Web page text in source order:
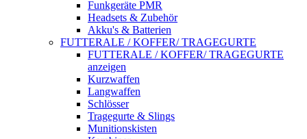
Funkgeräte PMR
Headsets & Zubehör
Akku's & Batterien
FUTTERALE / KOFFER/ TRAGEGURTE
FUTTERALE / KOFFER/ TRAGEGURTE
anzeigen
Kurzwaffen
Langwaffen
Schlösser
Tragegurte & Slings
Munitionskisten